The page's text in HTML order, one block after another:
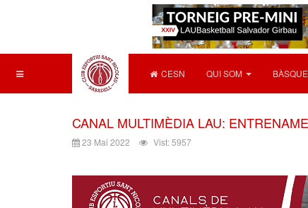
CESN QUI SOM
CANAL MULTIMÈDIA LAU:
23 Mai 2022 Vist: 5957